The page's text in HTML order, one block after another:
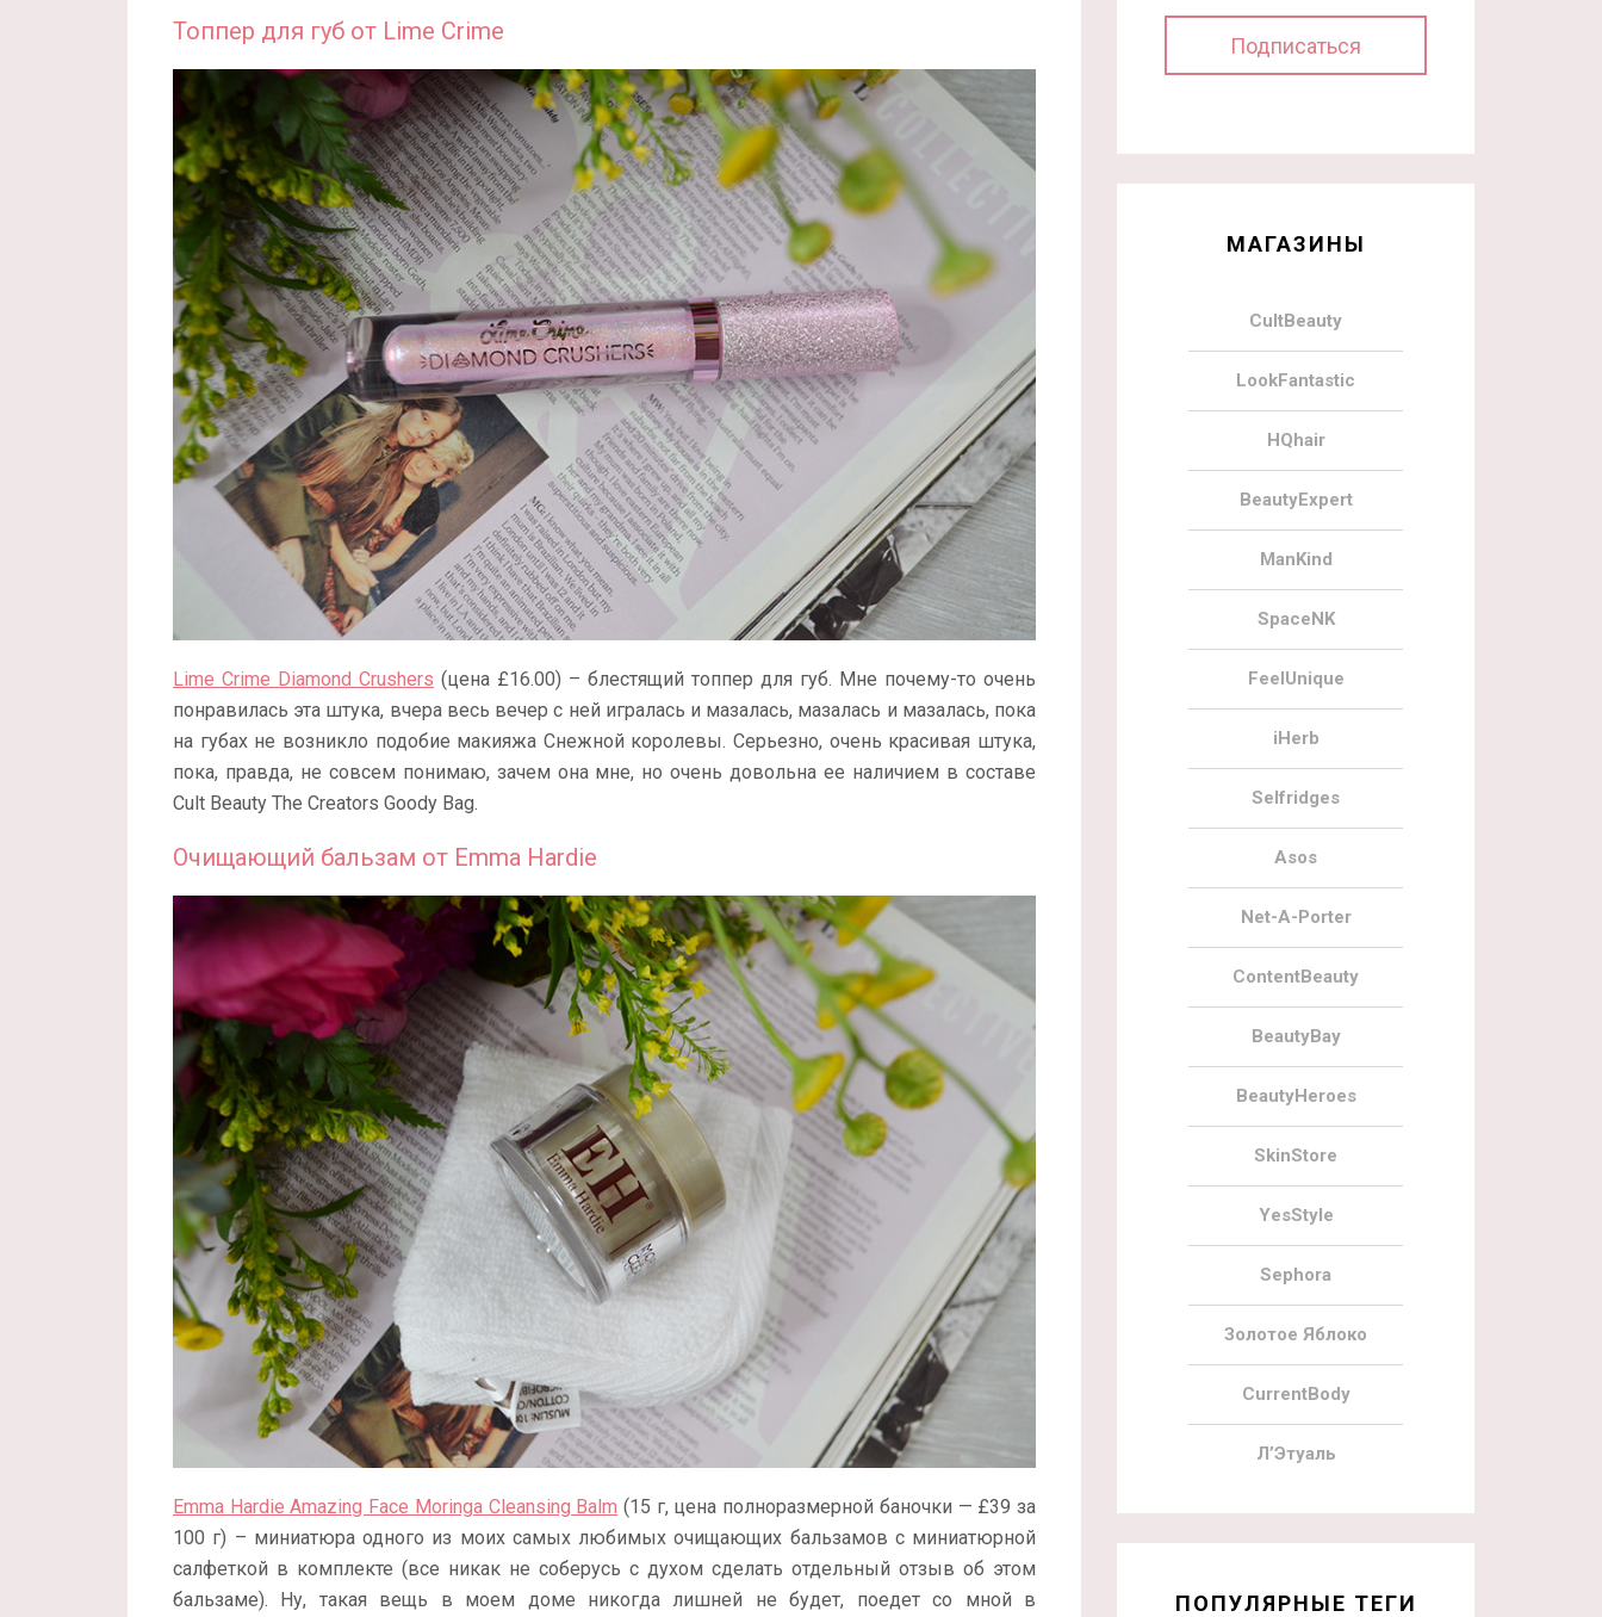
Топпер для губ от Lime Crime
Lime Crime Diamond Crushers (цена £16.00) – блестящий топпер для губ. Мне почему-то очень
понравилась эта штука, вчера весь вечер с ней игралась и мазалась, мазалась и мазалась, пока
на губах не возникло подобие макияжа Снежной королевы. Серьезно, очень красивая штука,
пока, правда, не совсем понимаю, зачем она мне, но очень довольна ее наличием в составе
Cult Beauty The Creators Goody Bag.
Очищающий бальзам от Emma Hardie
Emma Hardie Amazing Face Moringa Cleansing Balm (15 г, цена полноразмерной баночки — £39 за
100 г) – миниатюра одного из моих самых любимых очищающих бальзамов с миниатюрной
салфеткой в комплекте (все никак не соберусь с духом сделать отдельный отзыв об этом
бальзаме). Ну, такая вещь в моем доме никогда лишней не будет, поедет со мной в
МАГАЗИНЫ
CultBeauty
LookFantastic
HQhair
BeautyExpert
ManKind
SpaceNK
FeelUnique
iHerb
Selfridges
Asos
Net-A-Porter
ContentBeauty
BeautyBay
BeautyHeroes
SkinStore
YesStyle
Sephora
Золотое Яблоко
CurrentBody
Л’Этуаль
ПОПУЛЯРНЫЕ ТЕГИ